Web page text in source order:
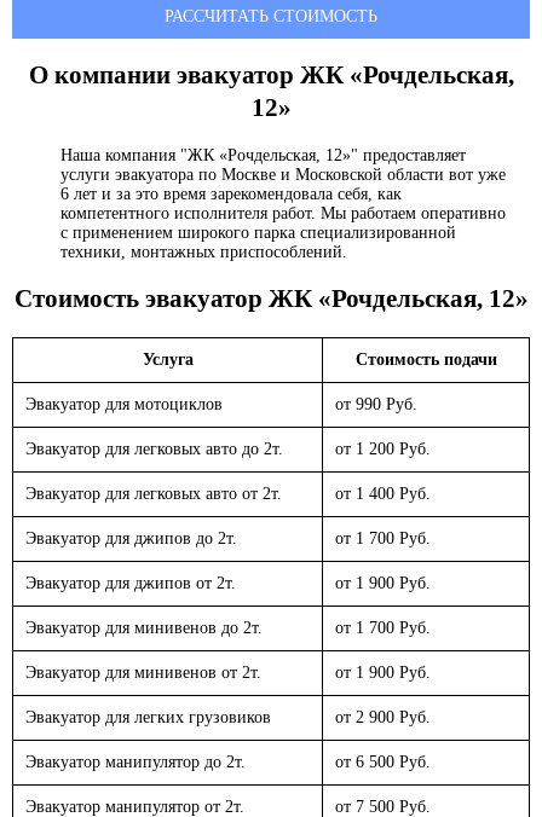
РАССЧИТАТЬ СТОИМОСТЬ
О компании эвакуатор ЖК «Рочдельская,
12»
Наша компания "ЖК «Рочдельская, 12»" предоставляет
услуги эвакуатора по Москве и Московской области вот уже
6 лет и за это время зарекомендовала себя, как
компетентного исполнителя работ. Мы работаем оперативно
с применением широкого парка специализированной
техники, монтажных приспособлений.
Стоимость эвакуатор ЖК «Рочдельская, 12»
Услуга Стоимость подачи
Эвакуатор для мотоциклов от 990 Руб.
Эвакуатор для легковых авто до 2т. от 1 200 Руб.
Эвакуатор для легковых авто от 2т. от 1 400 Руб.
Эвакуатор для джипов до 2т. от 1 700 Руб.
Эвакуатор для джипов от 2т. от 1 900 Руб.
Эвакуатор для минивенов до 2т. от 1 700 Руб.
Эвакуатор для минивенов от 2т. от 1 900 Руб.
Эвакуатор для легких грузовиков от 2 900 Руб.
Эвакуатор манипулятор до 2т. от 6 500 Руб.
Эвакуатор манипулятор от 2т. от 7 500 Руб.